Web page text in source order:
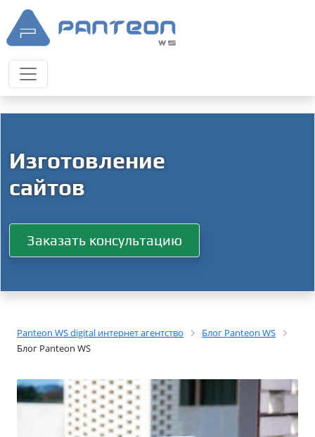
Изготовление
сайтов
Заказать консультацию
Panteon WS digital интернет агентство
Блог Panteon WS
Блог Panteon WS